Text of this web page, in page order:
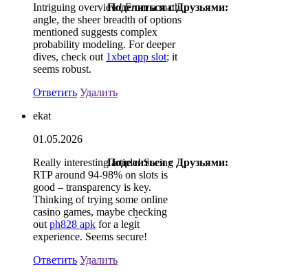
Поделиться с Друзьями:
Intriguing overview! From a math
angle, the sheer breadth of options
mentioned suggests complex
probability modeling. For deeper
dives, check out 1xbet app slot; it
seems robust.
Ответить Удалить
ekat
01.05.2026
Поделиться с Друзьями:
Really interesting article! Seeing
RTP around 94-98% on slots is
good – transparency is key.
Thinking of trying some online
casino games, maybe checking
out ph828 apk for a legit
experience. Seems secure!
Ответить Удалить